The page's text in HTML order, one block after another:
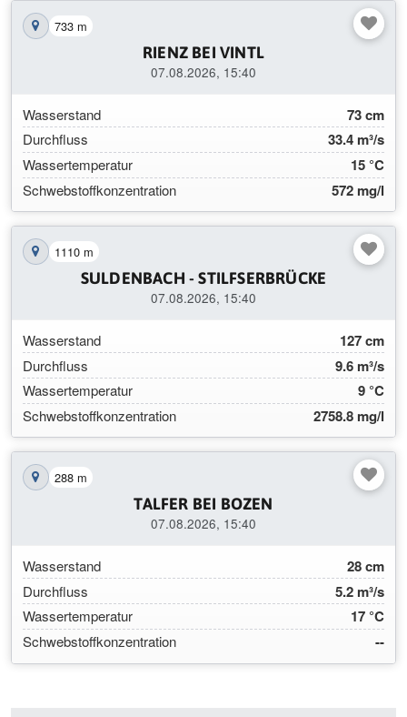
Station auf der Karte anzeigen
733 m
RIENZ BEI VINTL
07.08.2026, 15:40
Wasserstand 73 cm
Durchfluss 33.4 m³/s
Wassertemperatur 15 °C
Schwebstoffkonzentration 572 mg/l
Station auf der Karte anzeigen
1110 m
SULDENBACH - STILFSERBRÜCKE
07.08.2026, 15:40
Wasserstand 127 cm
Durchfluss 9.6 m³/s
Wassertemperatur 9 °C
Schwebstoffkonzentration 2758.8 mg/l
Station auf der Karte anzeigen
288 m
TALFER BEI BOZEN
07.08.2026, 15:40
Wasserstand 28 cm
Durchfluss 5.2 m³/s
Wassertemperatur 17 °C
Schwebstoffkonzentration --